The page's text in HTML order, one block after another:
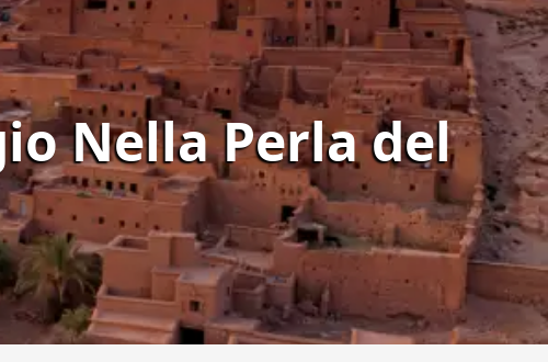
Nella Perla del